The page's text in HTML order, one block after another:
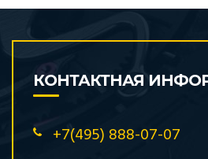
КОНТАКТНАЯ
+7(495) 888-07-07